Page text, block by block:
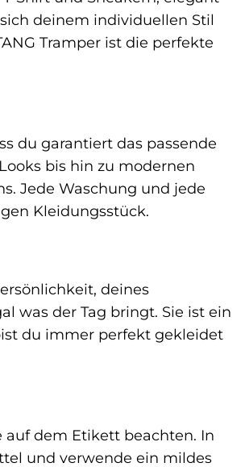
deinem individuellen Stil
Tramper ist die perfekte
du garantiert das passende
bis hin zu modernen
Jede Waschung und jede
Kleidungsstück.
deines
was der Tag bringt. Sie ist ein
du immer perfekt gekleidet
auf dem Etikett beachten. In
und verwende ein mildes